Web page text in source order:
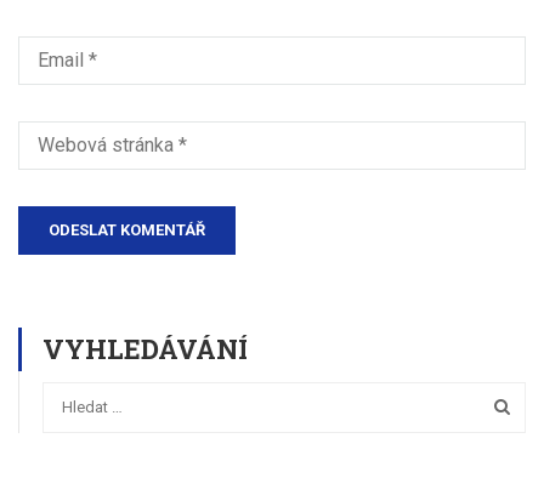
VYHLEDÁVÁNÍ